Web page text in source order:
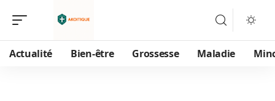
Actualité Bien-être Grossesse Maladie